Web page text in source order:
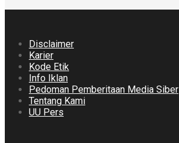
Disclaimer
Karier
Kode Etik
Info Iklan
Pedoman Pemberitaan Media Siber
Tentang Kami
UU Pers